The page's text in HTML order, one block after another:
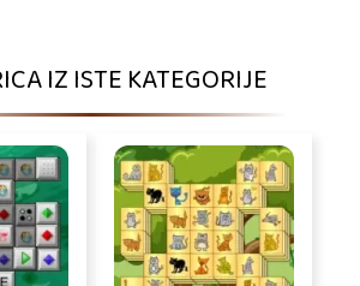
IZ ISTE KATEGORIJE